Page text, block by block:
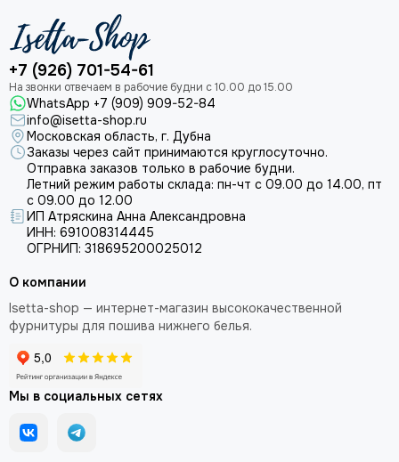
+7 (926) 701-54-61
WhatsApp +7 (909) 909-52-84
info@isetta-shop.ru
Московская область, г. Дубна
Заказы через сайт принимаются круглосуточно.
Отправка заказов только в рабочие будни.
Летний режим работы склада: пн-чт с 09.00 до 14.00, пт
с 09.00 до 12.00
ИП Атряскина Анна Александровна
ИНН: 691008314445
ОГРНИП: 318695200025012
О компании
Isetta-shop — интернет-магазин высококачественной
фурнитуры для пошива нижнего белья.
Мы в социальных сетях